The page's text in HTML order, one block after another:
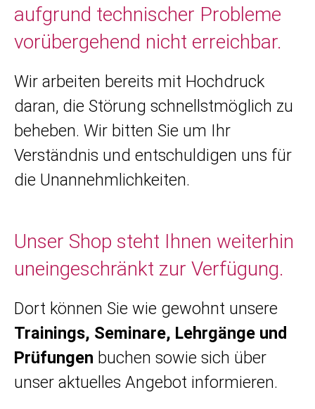
aufgrund technischer Probleme
vorübergehend nicht erreichbar.
Wir arbeiten bereits mit Hochdruck
daran, die Störung schnellstmöglich zu
beheben. Wir bitten Sie um Ihr
Verständnis und entschuldigen uns für
die Unannehmlichkeiten.
Unser Shop steht Ihnen weiterhin
uneingeschränkt zur Verfügung.
Dort können Sie wie gewohnt unsere
Trainings, Seminare, Lehrgänge und
Prüfungen buchen sowie sich über
unser aktuelles Angebot informieren.